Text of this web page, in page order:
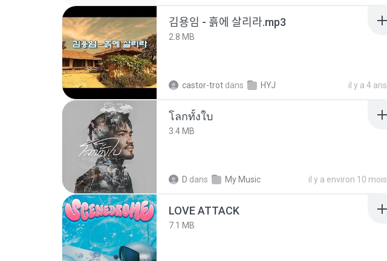
김용임 - 흙에 살리라.mp3
2.8 MB
castor-trot dans HYJ il y a 4 ans
โลกทั้งใบ
3.4 MB
D dans My Music il y a environ 10 mois
LOVE ATTACK
7.1 MB